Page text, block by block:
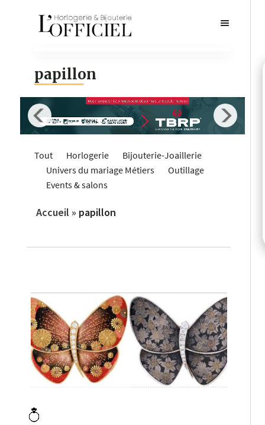
papillon
Tout Horlogerie
Bijouterie-Joaillerie
Univers du mariage Métiers
Outillage
Events & salons
Accueil » papillon